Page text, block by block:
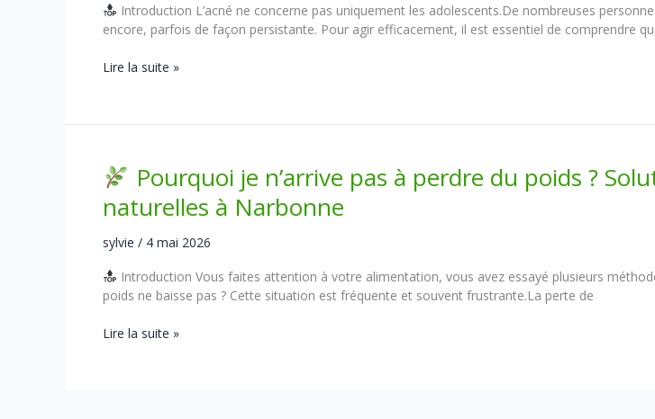
Introduction L’acné ne concerne pas uniquement les adolescents.De nombreuses
encore, parfois de façon persistante. Pour agir efficacement, il est essentiel de comprendre
:
causes
améliorer
peau
naturellement
Lire la suite »
Pourquoi je n’arrive pas à perdre du poids ?
naturelles à Narbonne
sylvie / 4 mai 2026
Introduction Vous faites attention à votre alimentation, vous avez essayé plusieurs
poids ne baisse pas ? Cette situation est fréquente et souvent frustrante.La perte de
Lire la suite »